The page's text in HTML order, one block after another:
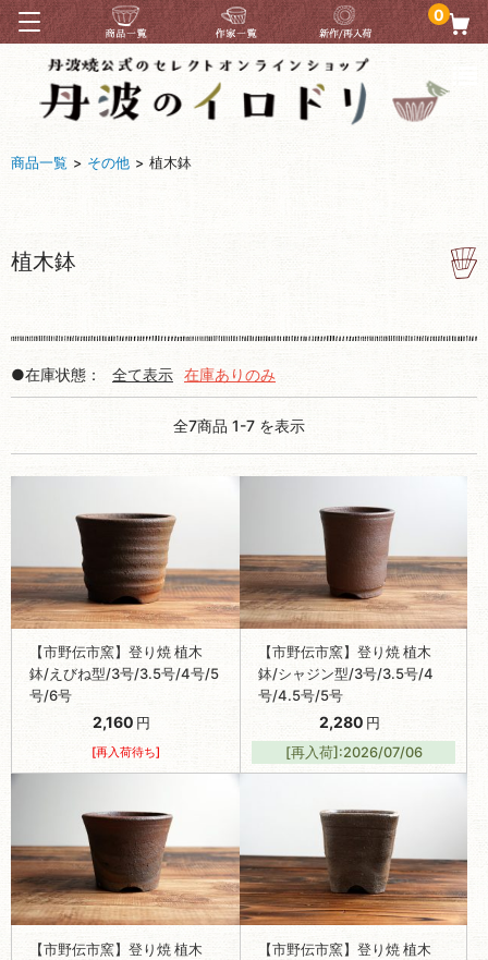
0
商品一覧 > その他 > 植木鉢
植木鉢
●在庫状態： 全て表示 在庫ありのみ
全7商品 1-7 を表示
【市野伝市窯】登り焼 植木
鉢/えびね型/3号/3.5号/4号/5
号/6号
2,160 円
[再入荷待ち]
【市野伝市窯】登り焼 植木
鉢/シャジン型/3号/3.5号/4
号/4.5号/5号
2,280 円
[再入荷]:2026/07/06
【市野伝市窯】登り焼 植木
【市野伝市窯】登り焼 植木